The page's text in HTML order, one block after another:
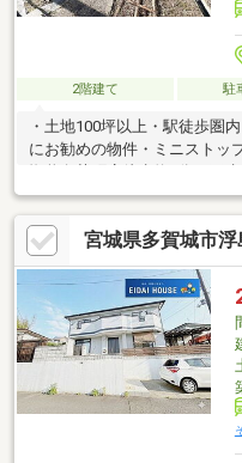
2階建て 駐
・土地100坪以上・駅徒歩圏
にお勧めの物件・ミニストッ
宮城県多賀城市